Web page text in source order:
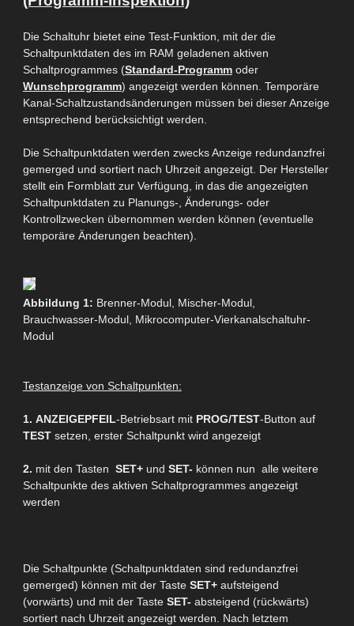
Die Schaltuhr bietet eine Test-Funktion , mit der die
Schaltpunktdaten des im RAM geladenen aktiven
Schaltprogrammes (Standard-Programmoder
Wunschprogramm) angezeigt werden können. Temporäre
Kanal-Schaltzustandsänderungen müssen bei dieser Anzeige
entsprechend berücksichtigt werden.
Die Schaltpunktdaten werden zwecks Anzeige redundanzfrei
gemerged und sortiert nach Uhrzeit angezeigt. Der Hersteller
stellt ein Formblatt zur Verfügung, in das die angezeigten
Schaltpunktdaten zu Planungs-, Änderungs- oder
Kontrollzwecken übernommen werden können (eventuelle
temporäre Änderungen beachten).
Abbildung 1: Brenner-Modul, Mischer-Modul,
Brauchwasser-Modul, Mikrocomputer-Vierkanalschaltuhr-
Modul
Testanzeige von Schaltpunkten:
1. ANZEIGEPFEIL-Betriebsart mit PROG/TEST-Button auf
TESTsetzen, erster Schaltpunkt wird angezeigt
2. mit den Tasten SET+und SET- können nun alle weitere
Schaltpunkte des aktiven Schaltprogrammes angezeigt
werden
Die Schaltpunkte (Schaltpunktdaten sind redundanzfrei
gemerged) können mit der TasteSET+aufsteigend
(vorwärts) und mit der Taste SET- absteigend (rückwärts)
sortiert nach Uhrzeit angezeigt werden. Nach letztem